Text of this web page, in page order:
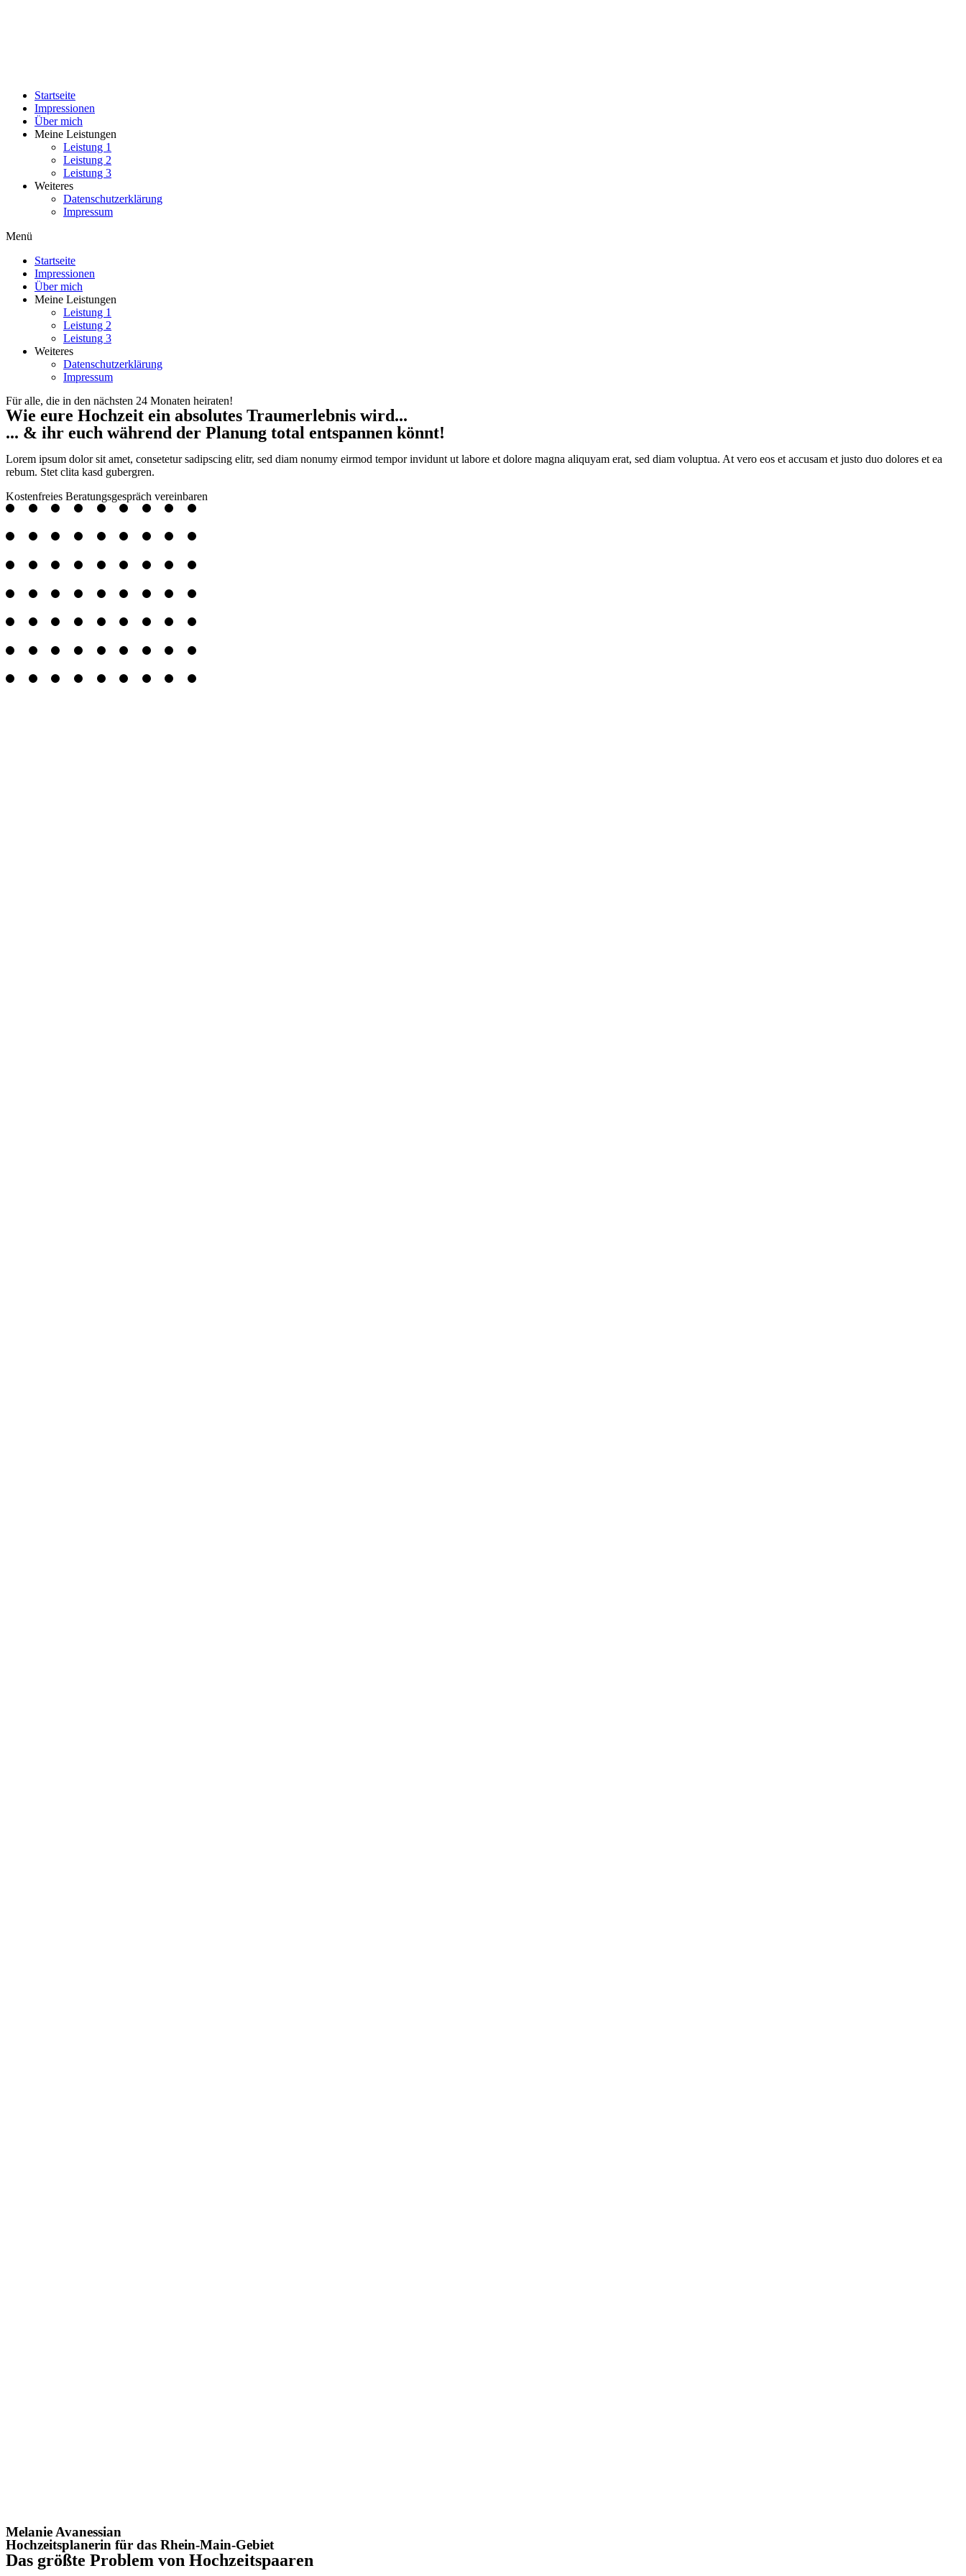
Startseite
Impressionen
Über mich
Meine Leistungen
Leistung 1
Leistung 2
Leistung 3
Weiteres
Datenschutzerklärung
Impressum
Menü
Startseite
Impressionen
Über mich
Meine Leistungen
Leistung 1
Leistung 2
Leistung 3
Weiteres
Datenschutzerklärung
Impressum
Für alle, die in den nächsten 24 Monaten heiraten!
Wie eure Hochzeit ein absolutes Traumerlebnis wird...
... & ihr euch während der Planung total entspannen könnt!
Lorem ipsum dolor sit amet, consetetur sadipscing elitr, sed diam nonumy eirmod tempor invidunt ut labore et dolore magna aliquyam erat, sed diam voluptua. At vero eos et accusam et justo duo dolores et ea
rebum. Stet clita kasd gubergren.
Kostenfreies Beratungsgespräch vereinbaren
Melanie Avanessian
Hochzeitsplanerin für das Rhein-Main-Gebiet
Das größte Problem von Hochzeitspaaren